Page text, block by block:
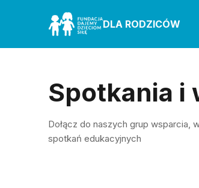
DLA RODZICÓW
Spotkania i
Dołącz do naszych grup wsparcia,
spotkań edukacyjnych